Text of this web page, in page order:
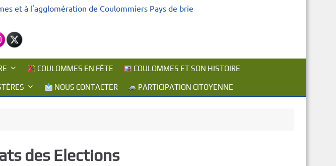
et à l'agglomération de Coulommiers Pays de brie
COULOMMES EN FÊTE COULOMMES ET SON HISTOIRE
NOUS CONTACTER PARTICIPATION CITOYENNE
des Elections